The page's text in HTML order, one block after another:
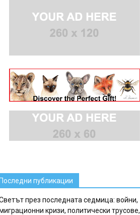
публикации
през последната седмица: войни,
кризи, политически трусове,